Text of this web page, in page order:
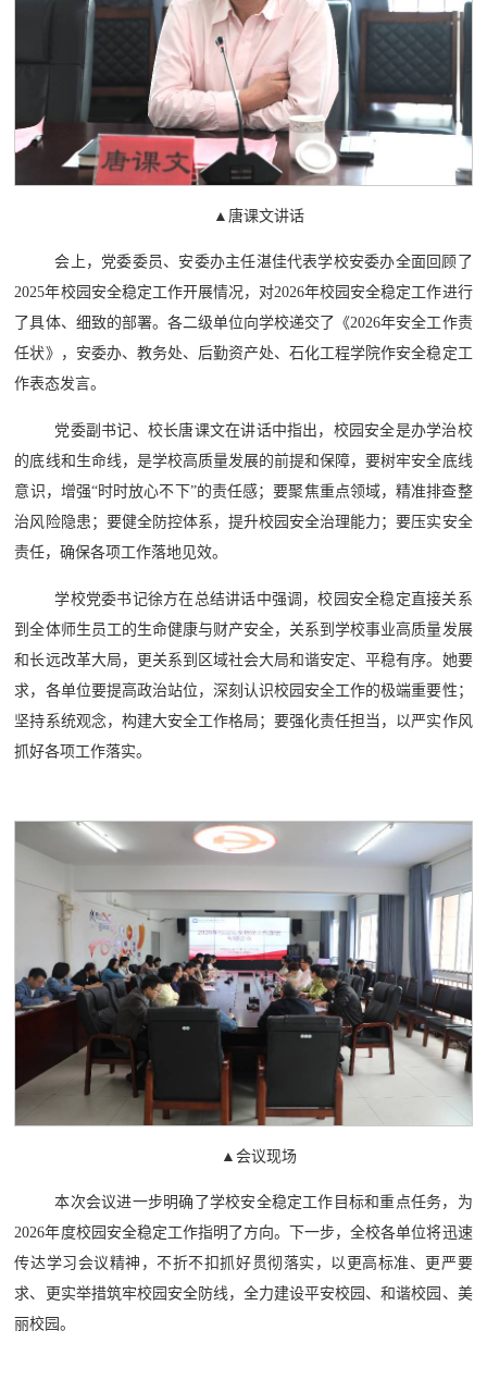
▲唐课文讲话
会上，党委委员、安委办主任湛佳代表学校安委办全面回顾了
2025年校园安全稳定工作开展情况，对2026年校园安全稳定工作进行
了具体、细致的部署。各二级单位向学校递交了《2026年安全工作责
任状》，安委办、教务处、后勤资产处、石化工程学院作安全稳定工
作表态发言。
党委副书记、校长唐课文在讲话中指出，校园安全是办学治校
的底线和生命线，是学校高质量发展的前提和保障，要树牢安全底线
意识，增强“时时放心不下”的责任感；要聚焦重点领域，精准排查整
治风险隐患；要健全防控体系，提升校园安全治理能力；要压实安全
责任，确保各项工作落地见效。
学校党委书记徐方在总结讲话中强调，校园安全稳定直接关系
到全体师生员工的生命健康与财产安全，关系到学校事业高质量发展
和长远改革大局，更关系到区域社会大局和谐安定、平稳有序。她要
求，各单位要提高政治站位，深刻认识校园安全工作的极端重要性；
坚持系统观念，构建大安全工作格局；要强化责任担当，以严实作风
抓好各项工作落实。
▲会议现场
本次会议进一步明确了学校安全稳定工作目标和重点任务，为
2026年度校园安全稳定工作指明了方向。下一步，全校各单位将迅速
传达学习会议精神，不折不扣抓好贯彻落实，以更高标准、更严要
求、更实举措筑牢校园安全防线，全力建设平安校园、和谐校园、美
丽校园。